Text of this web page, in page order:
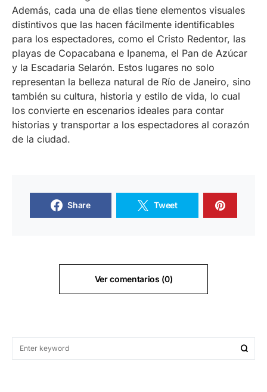
Además, cada una de ellas tiene elementos visuales
distintivos que las hacen fácilmente identificables
para los espectadores, como el Cristo Redentor, las
playas de Copacabana e Ipanema, el Pan de Azúcar
y la Escadaria Selarón. Estos lugares no solo
representan la belleza natural de Río de Janeiro, sino
también su cultura, historia y estilo de vida, lo cual
los convierte en escenarios ideales para contar
historias y transportar a los espectadores al corazón
de la ciudad.
Share Tweet
Ver comentarios (0)